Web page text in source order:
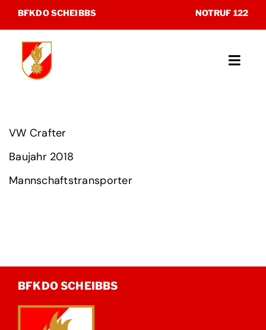
Inhalt
springen
BFKDO SCHEIBBS NOTRUF 122
Katastrophenhilfsdienst
VW Crafter
Baujahr 2018
Mannschaftstransporter
BFKDO SCHEIBBS